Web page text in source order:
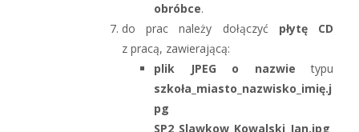
obróbce.
do prac należy dołączyć płytę CD
z pracą, zawierającą:
plik JPEG o nazwie typu
szkoła_miasto_nazwisko_imię.j
pg
SP2_Slawkow_Kowalski_Jan.jpg